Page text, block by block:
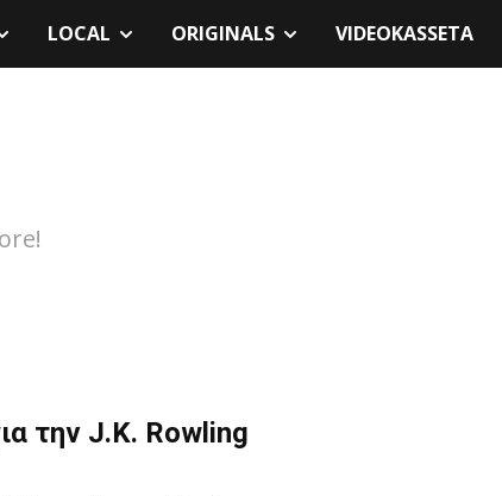
LOCAL ORIGINALS VIDEOKASSETA
την J.K. Rowling